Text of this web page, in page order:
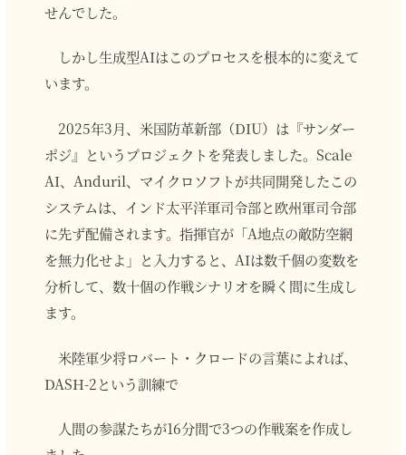
せんでした。
しかし生成型AIはこのプロセスを根本的に変えて
います。
2025年3月、米国防革新部（DIU）は『サンダー
ポジ』というプロジェクトを発表しました。Scale
AI、Anduril、マイクロソフトが共同開発したこの
システムは、インド太平洋軍司令部と欧州軍司令部
に先ず配備されます。指揮官が「A地点の敵防空網
を無力化せよ」と入力すると、AIは数千個の変数を
分析して、数十個の作戦シナリオを瞬く間に生成し
ます。
米陸軍少将ロバート・クロードの言葉によれば、
DASH-2という訓練で
人間の参謀たちが16分間で3つの作戦案を作成し